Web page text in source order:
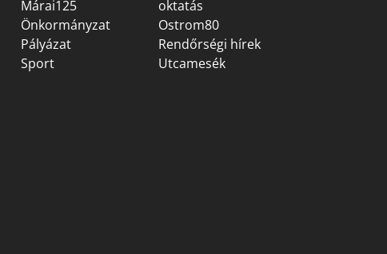
Márai125
oktatás
Önkormányzat
Ostrom80
Pályázat
Rendőrségi hírek
Sport
Utcamesék